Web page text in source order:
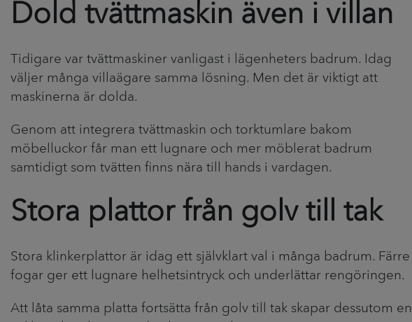
Dold tvättmaskin även i villan
Tidigare var tvättmaskiner vanligast i lägenheters badrum. Idag
väljer många villaägare samma lösning. Men det är viktigt att
maskinerna är dolda.
Genom att integrera tvättmaskin och torktumlare bakom
möbelluckor får man ett lugnare och mer möblerat badrum
samtidigt som tvätten finns nära till hands i vardagen.
Stora plattor från golv till tak
Stora klinkerplattor är idag ett självklart val i många badrum. Färre
fogar ger ett lugnare helhetsintryck och underlättar rengöringen.
Att låta samma platta fortsätta från golv till tak skapar dessutom en